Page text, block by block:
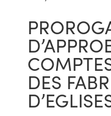
DES